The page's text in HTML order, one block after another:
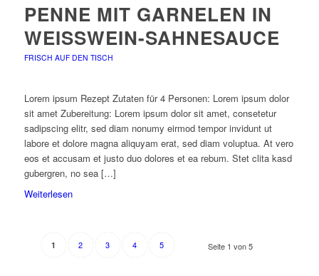
PENNE MIT GARNELEN IN
WEISSWEIN-SAHNESAUCE
FRISCH AUF DEN TISCH
Lorem ipsum Rezept Zutaten für 4 Personen: Lorem ipsum dolor
sit amet Zubereitung: Lorem ipsum dolor sit amet, consetetur
sadipscing elitr, sed diam nonumy eirmod tempor invidunt ut
labore et dolore magna aliquyam erat, sed diam voluptua. At vero
eos et accusam et justo duo dolores et ea rebum. Stet clita kasd
gubergren, no sea […]
Weiterlesen
Seite 1 von 5
1 2 3 4 5